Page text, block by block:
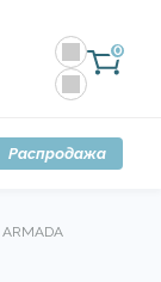
0
Распродажа
ARMADA